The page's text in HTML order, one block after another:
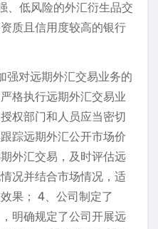
、低风险的外汇衍生品交
质且信用度较高的银行
强对远期外汇交易业务的
格执行远期外汇交易业
权部门和人员应当密切
踪远期外汇公开市场价
外汇交易，及时评估远
况并结合市场情况，适
果； 4、公司制定了
明确规定了公司开展远